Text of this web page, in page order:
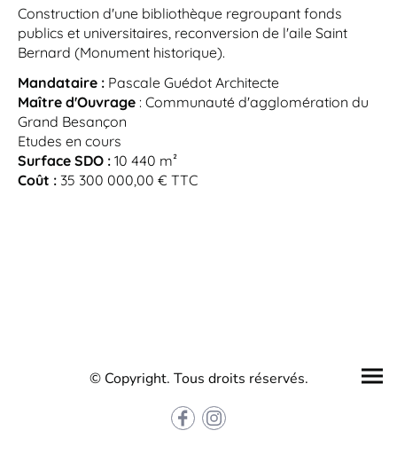
Construction d'une bibliothèque regroupant fonds
publics et universitaires, reconversion de l'aile Saint
Bernard (Monument historique).
Mandataire : Pascale Guédot Architecte
Maître d'Ouvrage : Communauté d'agglomération du
Grand Besançon
Etudes en cours
Surface SDO : 10 440 m²
Coût : 35 300 000,00 € TTC
© Copyright. Tous droits réservés.